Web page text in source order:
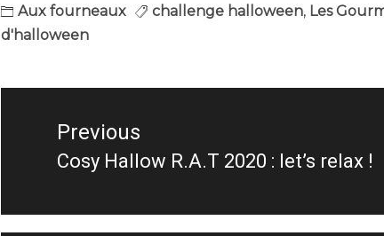
Aux fourneaux challenge halloween, Les
d'halloween
l’article
Previous
Previous
Cosy Hallow R.A.T 2020 : let’s relax !